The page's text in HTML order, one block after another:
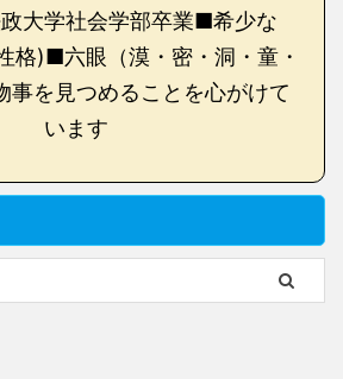
大学社会学部卒業■希少な
格)■六眼（漠・密・洞・童・
事を見つめることを心がけて
います